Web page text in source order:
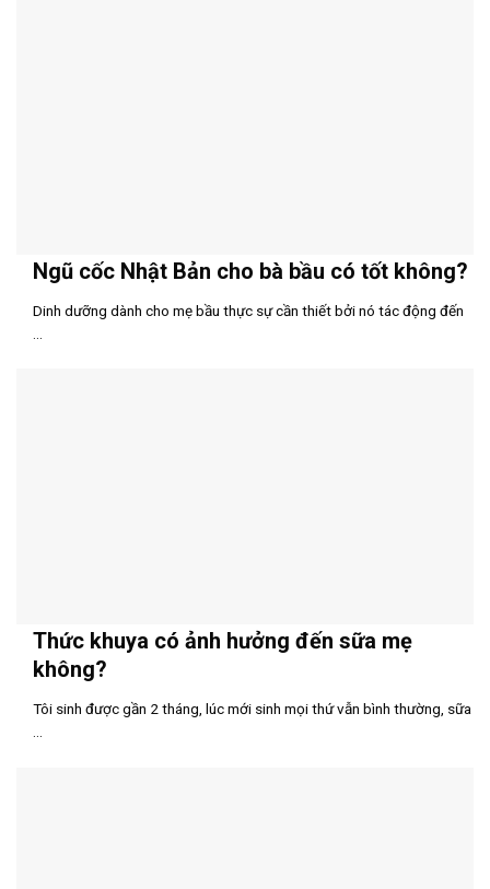
Ngũ cốc Nhật Bản cho bà bầu có tốt không?
Dinh dưỡng dành cho mẹ bầu thực sự cần thiết bởi nó tác động đến
Thức khuya có ảnh hưởng đến sữa mẹ
không?
Tôi sinh được gần 2 tháng, lúc mới sinh mọi thứ vẫn bình thường, sữa